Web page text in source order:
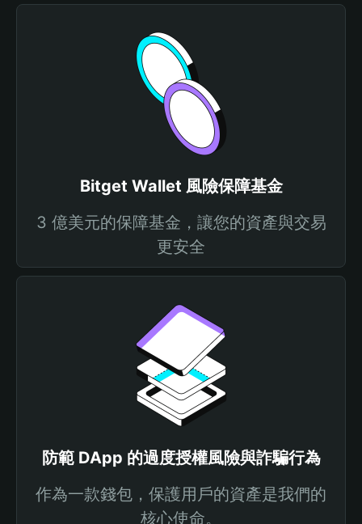
Bitget Wallet 風險保障基金
3 億美元的保障基金，讓您的資產與交易
更安全
防範 DApp 的過度授權風險與詐騙行為
作為一款錢包，保護用戶的資產是我們的
核心使命。